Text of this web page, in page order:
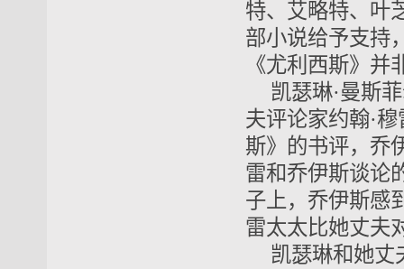
特、艾略特、叶
部小说给予支持
《尤利西斯》并
凯瑟琳·曼斯
夫评论家约翰·
斯》的书评，乔
雷和乔伊斯谈论
子上，乔伊斯感
雷太太比她丈夫
凯瑟琳和她丈